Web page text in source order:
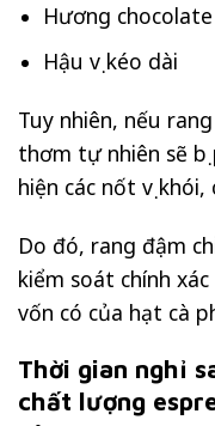
Hương
Hậu vị kéo dài
Tuy nhiên, nếu
thơm tự nhiên sẽ bị
hiện các nốt vị
Do đó, rang đậm
kiểm soát chính
vốn có của hạt cà
Thời gian nghỉ
chất lượng